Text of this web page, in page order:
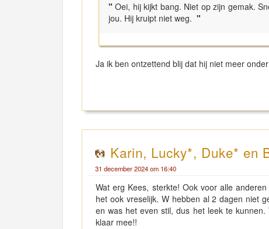
"Oei, hij kijkt bang. Niet op zijn gemak.
jou. Hij kruipt niet weg. "
Ja ik ben ontzettend blij dat hij niet meer
Karin, Lucky*, Duke* en
31 december 2024 om 16:40
Wat erg Kees, sterkte! Ook voor alle
het ook vreselijk. W hebben al 2 dagen niet
en was het even stil, dus het leek te
klaar mee!!